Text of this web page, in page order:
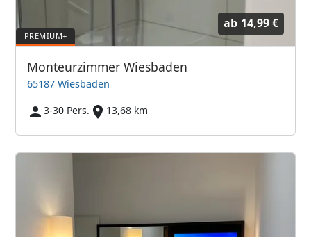
ab 14,99 €
Monteurzimmer Wiesbaden
65187 Wiesbaden
3-30 Pers.
13,68 km